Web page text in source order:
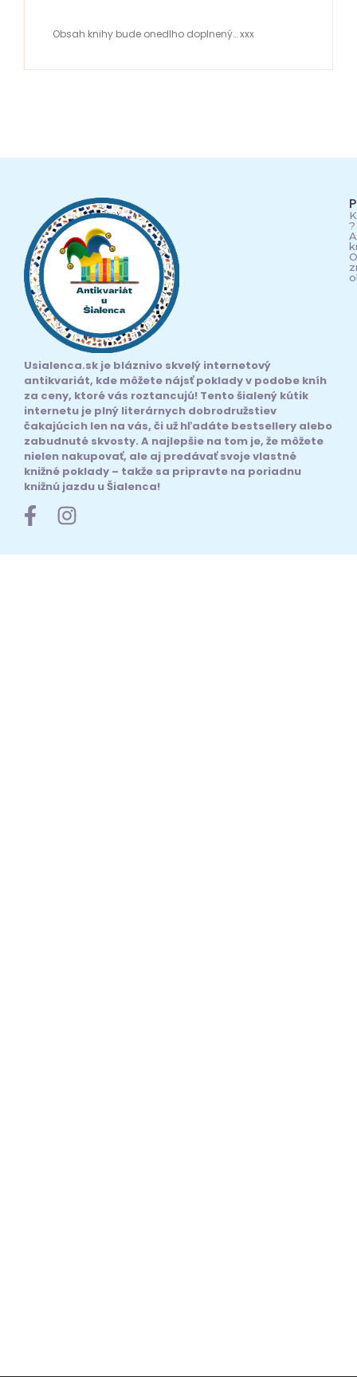
Obsah knihy bude onedlho doplnený… xxx
Usialenca.sk je bláznivo skvelý internetový
antikvariát, kde môžete nájsť poklady v podobe kníh
za ceny, ktoré vás roztancujú! Tento šialený kútik
internetu je plný literárnych dobrodružstiev
čakajúcich len na vás, či už hľadáte bestsellery alebo
zabudnuté skvosty. A najlepšie na tom je, že môžete
nielen nakupovať, ale aj predávať svoje vlastné
knižné poklady – takže sa pripravte na poriadnu
knižnú jazdu u Šialenca!
?